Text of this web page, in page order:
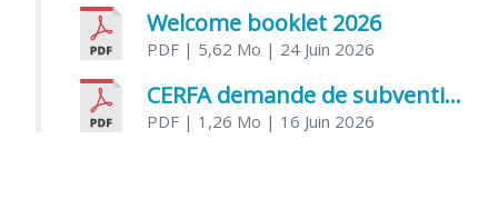
Welcome booklet 2026
PDF | 5,62 Mo | 24 Juin 2026
CERFA demande de subvention association
PDF | 1,26 Mo | 16 Juin 2026